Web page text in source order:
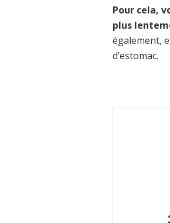
Pour cela,
plus
également,
d’estomac.